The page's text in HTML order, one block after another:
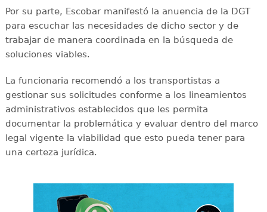
Por su parte, Escobar manifestó la anuencia de la DGT
para escuchar las necesidades de dicho sector y de
trabajar de manera coordinada en la búsqueda de
soluciones viables.
La funcionaria recomendó a los transportistas a
gestionar sus solicitudes conforme a los lineamientos
administrativos establecidos que les permita
documentar la problemática y evaluar dentro del marco
legal vigente la viabilidad que esto pueda tener para
una certeza jurídica.